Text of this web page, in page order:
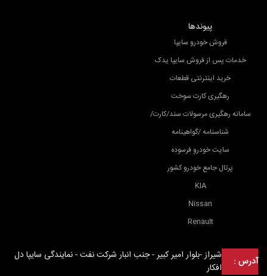
پیوندها
فروش خودرو سایپا
خدمات پس از فروش سایپا یدک
خرید اینترنتی قطعات
رهگیری کارت سوخت
سامانه رهگیری مرسولات سند/کارت/
شناسنامه /گواهینامه
سایت خودرو فرسوده
پرتال جامع خودرو کشور
KIA
Nissan
Renault
آدرس :
شیراز -بلوار امیر کبیر - جنب انبار شرکت نفت - نمایندگی سایپا دل
افکار